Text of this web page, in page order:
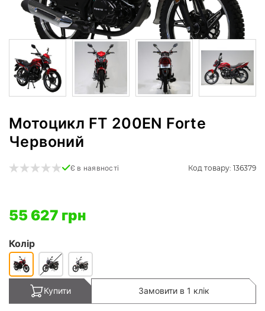
Мотоцикл FT 200EN Forte
Червоний
Є в наявності Код товару: 136379
55 627 грн
Колір
Купити Замовити в 1 клік